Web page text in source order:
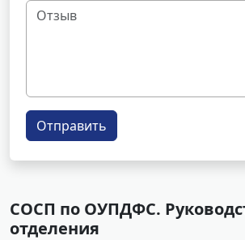
Отправить
СОСП по ОУПДФС.
отделения